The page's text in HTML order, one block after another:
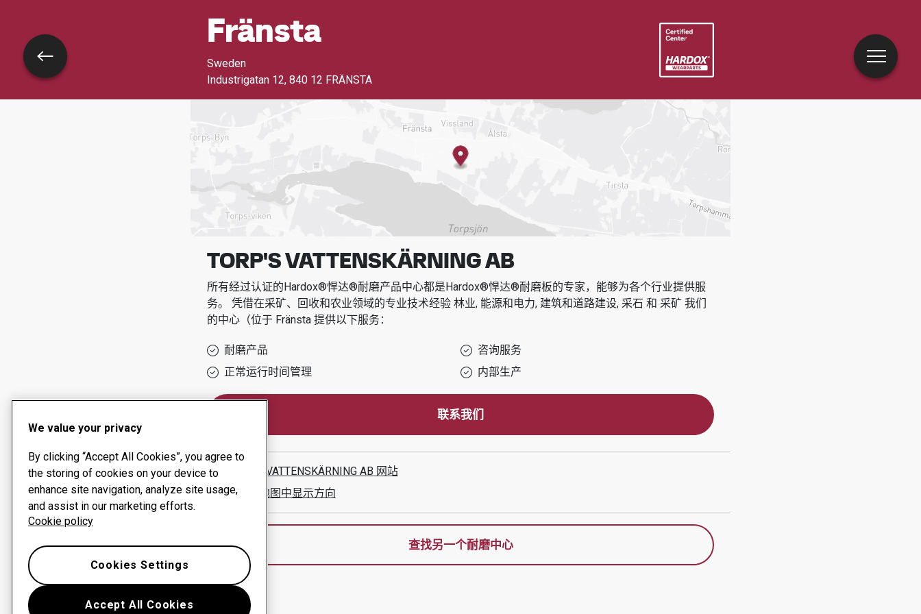
Fränsta
Sweden
Industrigatan 12, 840 12 FRÄNSTA
TORP'S VATTENSKÄRNING AB
所有经过认证的Hardox®悍达®耐磨产品中心都是Hardox®悍达®耐磨板的专家，能够为各个行业提供服
务。 凭借在采矿、回收和农业领域的专业技术经验 林业, 能源和电力, 建筑和道路建设, 采石 和 采矿 我们
的中心（位于 Fränsta提供以下服务：
耐磨产品
咨询服务
正常运行时间管理
内部生产
联系我们
TORP'S VATTENSKÄRNING AB 网站
在谷歌地图中显示方向
查找另一个耐磨中心
返回
We value your privacy
By clicking “Accept All Cookies”, you agree to
the storing of cookies on your device to
enhance site navigation, analyze site usage,
and assist in our marketing efforts.
Cookie policy
Accept All Cookies
Cookies Settings